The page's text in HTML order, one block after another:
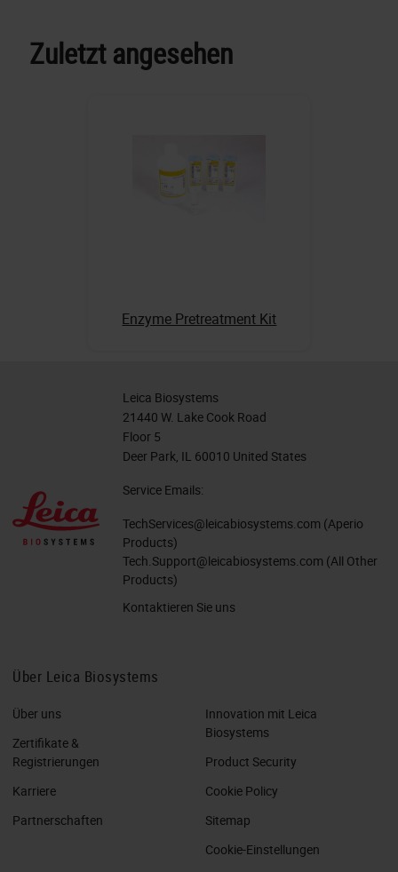
Zuletzt angesehen
Enzyme Pretreatment Kit
Leica Biosystems
21440 W. Lake Cook Road
Floor 5
Deer Park, IL 60010 United States
Service Emails:
TechServices@leicabiosystems.com (Aperio
Products)
Tech.Support@leicabiosystems.com (All Other
Products)
Kontaktieren Sie uns
Über Leica Biosystems
Über uns
Zertifikate &
Registrierungen
Karriere
Partnerschaften
Innovation mit Leica
Biosystems
Product Security
Cookie Policy
Sitemap
Cookie-Einstellungen